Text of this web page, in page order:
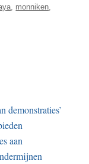
monniken
demonstraties’
aan